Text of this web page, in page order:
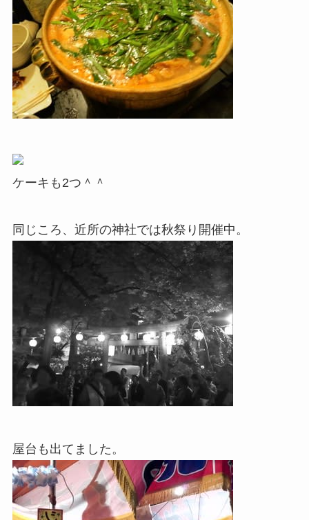
ケーキも2つ＾＾
同じころ、近所の神社では秋祭り開催中。
屋台も出てました。